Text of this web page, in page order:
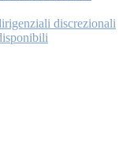
discrezionali